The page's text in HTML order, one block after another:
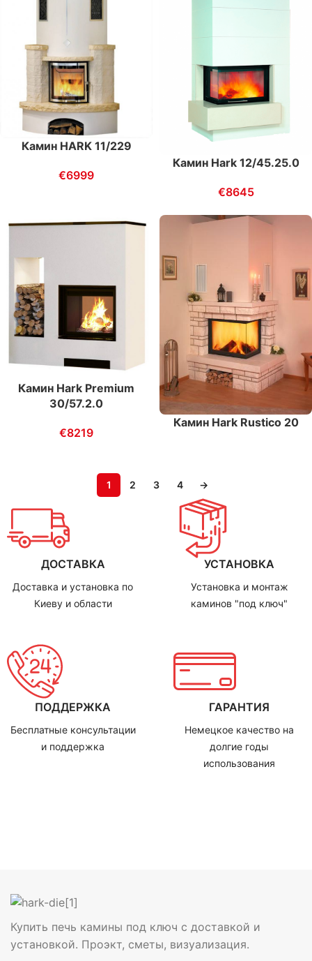
Камин HARK 11/229
€6999
Камин Hark 12/45.25.0
€8645
Камин Hark Premium
30/57.2.0
€8219
Камин Hark Rustico 20
1 2 3 4 →
ДОСТАВКА
Доставка и установка по
Киеву и области
УСТАНОВКА
Установка и монтаж
каминов "под ключ"
ПОДДЕРЖКА
Бесплатные консультации
и поддержка
ГАРАНТИЯ
Немецкое качество на
долгие годы
использования
Купить печь камины под ключ с доставкой и
установкой. Проэкт, сметы, визуализация.